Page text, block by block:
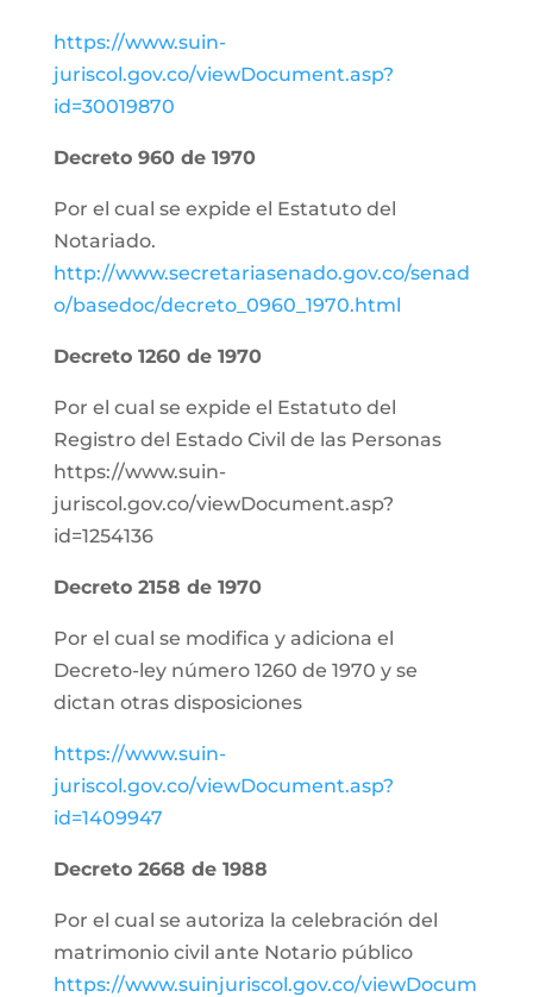
https://www.suin-
juriscol.gov.co/viewDocument.asp?
id=30019870
Decreto 960 de 1970
Por el cual se expide el Estatuto del
Notariado.
http://www.secretariasenado.gov.co/senad
o/basedoc/decreto_0960_1970.html
Decreto 1260 de 1970
Por el cual se expide el Estatuto del
Registro del Estado Civil de las Personas
https://www.suin-
juriscol.gov.co/viewDocument.asp?
id=1254136
Decreto 2158 de 1970
Por el cual se modifica y adiciona el
Decreto-ley número 1260 de 1970 y se
dictan otras disposiciones
https://www.suin-
juriscol.gov.co/viewDocument.asp?
id=1409947
Decreto 2668 de 1988
Por el cual se autoriza la celebración del
matrimonio civil ante Notario público
https://www.suinjuriscol.gov.co/viewDocum